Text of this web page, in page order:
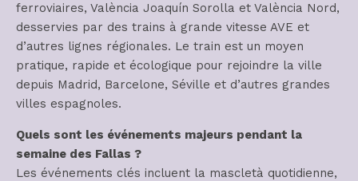
ferroviaires, València Joaquín Sorolla et València Nord,
desservies par des trains à grande vitesse AVE et
d’autres lignes régionales. Le train est un moyen
pratique, rapide et écologique pour rejoindre la ville
depuis Madrid, Barcelone, Séville et d’autres grandes
villes espagnoles.
Quels sont les événements majeurs pendant la
semaine des Fallas ?
Les événements clés incluent la mascletà quotidienne,